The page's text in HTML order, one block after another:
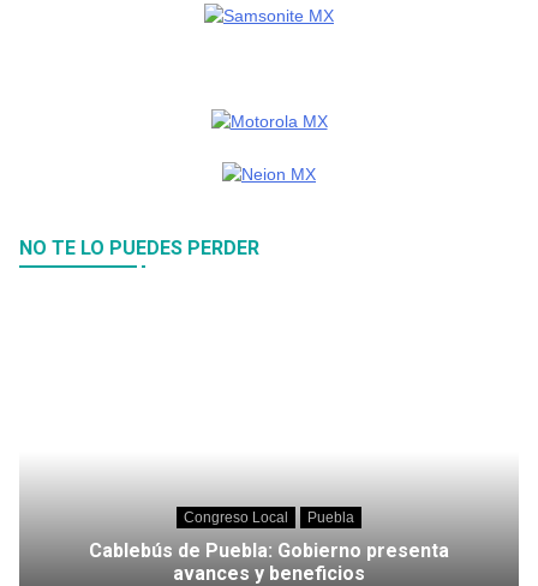
NO TE LO PUEDES PERDER
Congreso Local Puebla
Cablebús de Puebla: Gobierno presenta
avances y beneficios